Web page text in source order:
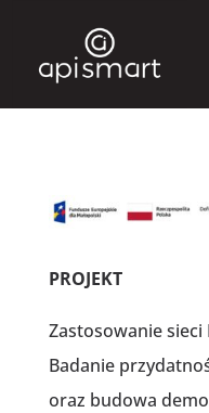
PROJEKT
Zastosowanie sieci
Badanie
oraz budowa